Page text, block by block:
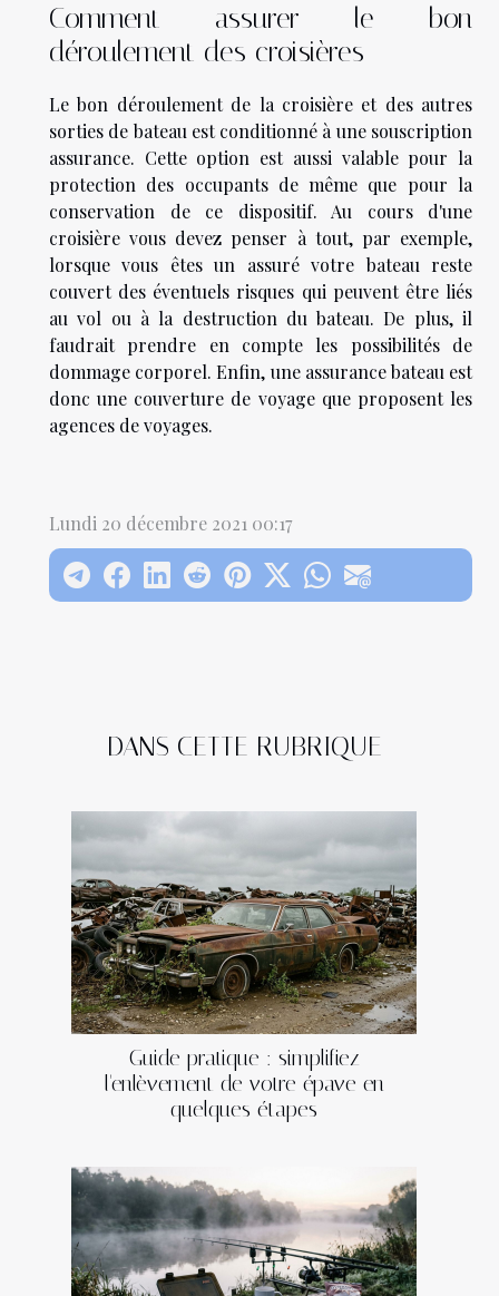
DANS CETTE RUBRIQUE
Guide pratique : simplifiez
l'enlèvement de votre épave en
quelques étapes
Comment assurer le bon
déroulement des croisières
Le bon déroulement de la croisière et des autres
sorties de bateau est conditionné à une souscription
assurance. Cette option est aussi valable pour la
protection des occupants de même que pour la
conservation de ce dispositif. Au cours d'une
croisière vous devez penser à tout, par exemple,
lorsque vous êtes un assuré votre bateau reste
couvert des éventuels risques qui peuvent être liés
au vol ou à la destruction du bateau. De plus, il
faudrait prendre en compte les possibilités de
dommage corporel. Enfin, une assurance bateau est
donc une couverture de voyage que proposent les
agences de voyages.
Lundi 20 décembre 2021 00:17